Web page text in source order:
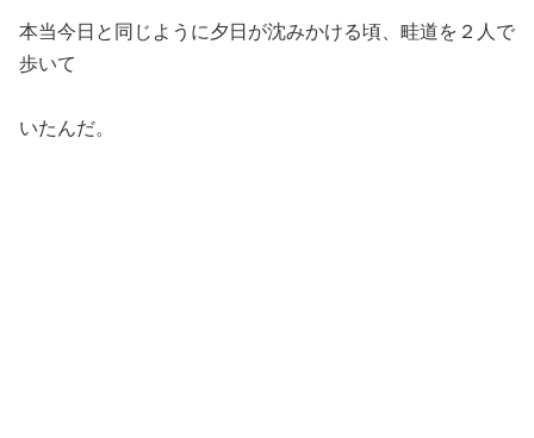
本当今日と同じように夕日が沈みかける頃、畦道を２人で
歩いて
いたんだ。